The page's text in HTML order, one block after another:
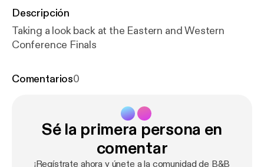
Descripción
Taking a look back at the Eastern and Western
Conference Finals
Comentarios0
Sé la primera persona en
comentar
¡Regístrate ahora y únete a la comunidad de B&B